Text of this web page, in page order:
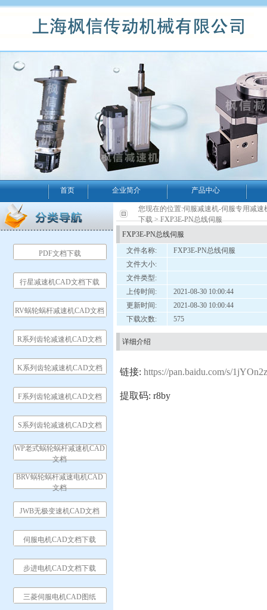
首页 企业简介 产品中心
PDF文档下载
行星减速机CAD文档下载
RV蜗轮蜗杆减速机CAD文档
R系列齿轮减速机CAD文档
K系列齿轮减速机CAD文档
F系列齿轮减速机CAD文档
S系列齿轮减速机CAD文档
WP老式蜗轮蜗杆减速机CAD
文档
BRV蜗轮蜗杆减速电机CAD
文档
JWB无极变速机CAD文档
伺服电机CAD文档下载
步进电机CAD文档下载
三菱伺服电机CAD图纸
您现在的位置:伺服减速机-伺服专用减
下载> FXP3E-PN总线伺服
FXP3E-PN总线伺服
文件名称:
FXP3E-PN总线伺服
文件大小:
文件类型:
上传时间:
2021-08-30 10:00:44
更新时间:
2021-08-30 10:00:44
下载次数:
575
详细介绍
链接: https://pan.baidu.com/s/
提取码: r8by